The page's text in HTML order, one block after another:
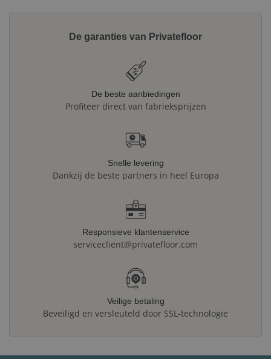
De garanties van Privatefloor
De beste aanbiedingen
Profiteer direct van fabrieksprijzen
Snelle levering
Dankzij de beste partners in heel Europa
Responsieve klantenservice
serviceclient@privatefloor.com
Veilige betaling
Beveiligd en versleuteld door SSL-technologie